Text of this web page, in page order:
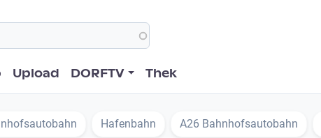
Upload DORFTV Thek
Hafenbahn A26 Bahnhofsautobahn